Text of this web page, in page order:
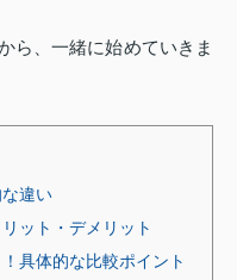
ら、一緒に始めていきま
違い
ット・デメリット
具体的な比較ポイント